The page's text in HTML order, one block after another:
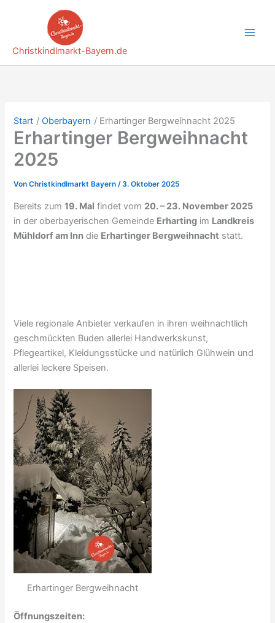
Christkindlmarkt-Bayern.de
Start Oberbayern Erhartinger Bergweihnacht 2025
Erhartinger Bergweihnacht
2025
VonChristkindlmarkt Bayern/3. Oktober 2025
Bereits zum19. Mal findet vom 20. – 23. November 2025
in der oberbayerischen Gemeinde Erharting im Landkreis
Mühldorf am Inn die Erhartinger Bergweihnacht statt.
Viele regionale Anbieter verkaufen in ihren weihnachtlich
geschmückten Buden allerlei Handwerkskunst,
Pflegeartikel, Kleidungsstücke und natürlich Glühwein und
allerlei leckere Speisen.
Erhartinger Bergweihnacht
Öffnungszeiten: